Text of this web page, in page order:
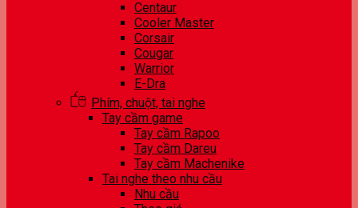
Centaur
Cooler Master
Corsair
Cougar
Warrior
E-Dra
Phím, chuột, tai nghe
Tay cầm game
Tay cầm Rapoo
Tay cầm Dareu
Tay cầm Machenike
Tai nghe theo nhu cầu
Nhu cầu